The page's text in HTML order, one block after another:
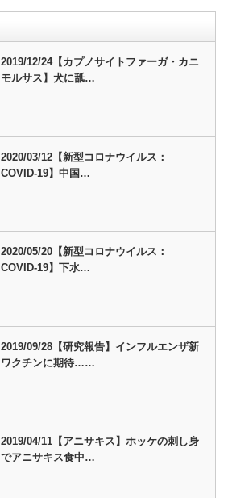
2019/12/24【カプノサイトファーガ・カニ
モルサス】犬に舐…
2020/03/12【新型コロナウイルス：
COVID-19】中国…
2020/05/20【新型コロナウイルス：
COVID-19】下水…
2019/09/28【研究報告】インフルエンザ新
ワクチンに期待……
2019/04/11【アニサキス】ホッケの刺し身
でアニサキス食中…